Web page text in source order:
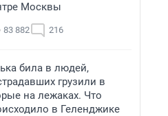
Москвы
83 882 216
била в людей,
грузили в
на лежаках. Что
в Геленджике